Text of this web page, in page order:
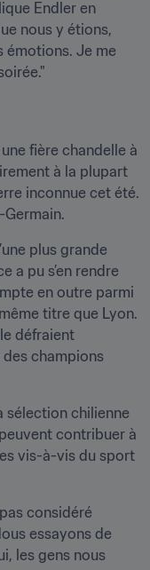
Endler en
nous y étions,
émotions. Je me
fière chandelle à
à la plupart
inconnue cet été.
Germain.
plus grande
a pu s’en rendre
en outre parmi
titre que Lyon.
défraient
champions
sélection chilienne
contribuer à
vis-à-vis du sport
considéré
essayons de
les gens nous